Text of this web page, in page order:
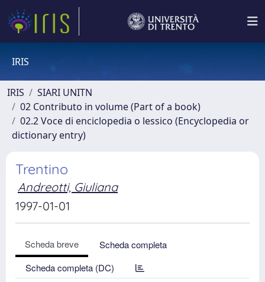
IRIS
IRIS
SIARI UNITN
02 Contributo in volume (Part of a book)
02.2 Voce di enciclopedia o lessico (Encyclopedia or
dictionary entry)
Trentino
Andreotti, Giuliana
1997-01-01
Scheda breve
Scheda completa
Scheda completa (DC)